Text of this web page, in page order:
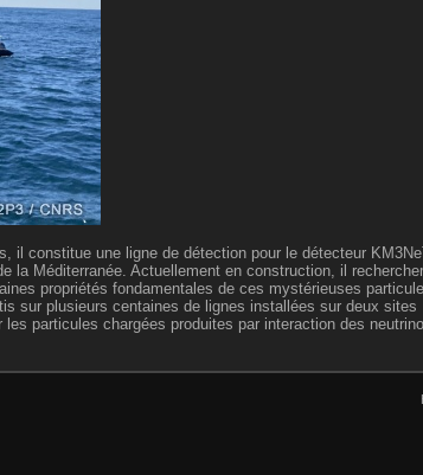
il constitue une ligne de détection pour le détecteur
la Méditerranée. Actuellement en construction, il
propriétés fondamentales de ces mystérieuses
sur plusieurs centaines de lignes installées sur deux sites
particules chargées produites par interaction des